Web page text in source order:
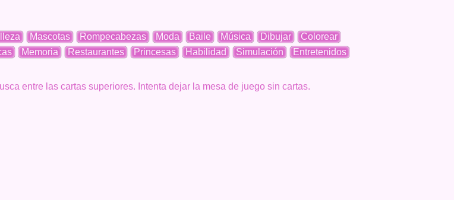
Mascotas Rompecabezas Moda Baile Música Dibujar
Colorear
Memoria Restaurantes Princesas Habilidad Simulación
Entretenidos
entre las cartas superiores. Intenta dejar la mesa de juego sin cartas.